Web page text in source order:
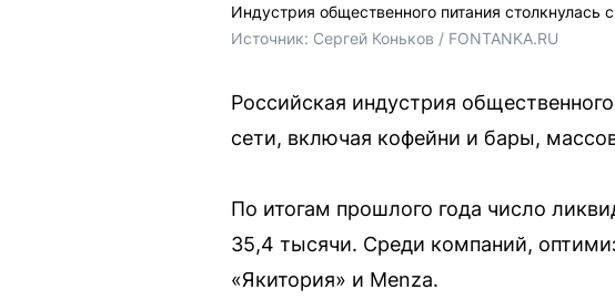
Индустрия общественного питания
Источник: Сергей Коньков / FONTANKA.RU
Российская индустрия
сети, включая кофейни и бары,
По итогам прошлого года число
35,4 тысячи. Среди компаний,
«Якитория» и Menza.